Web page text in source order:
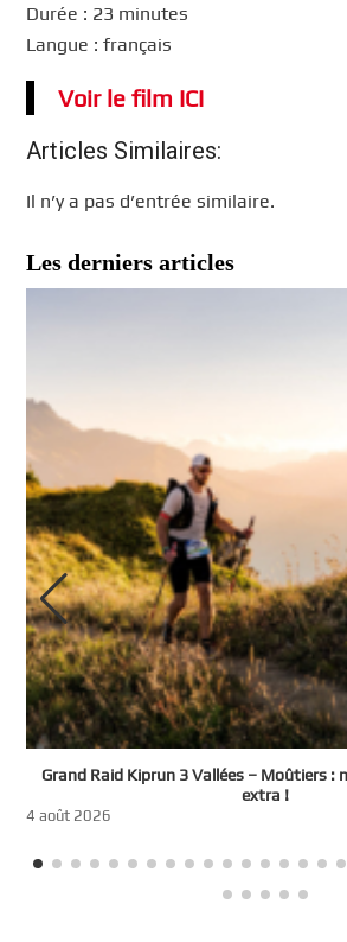
Durée : 23 minutes
Langue : français
Voir le film ICI
Articles Similaires:
Il n’y a pas d’entrée similaire.
Les derniers articles
Grand Raid Kiprun 3 Vallées – Moûtiers :
extra !
4 août 2026